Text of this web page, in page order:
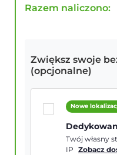
Razem naliczono:
Zwiększ swoje
(opcjonalne)
Nowe
Twój własny
IP
Zobacz